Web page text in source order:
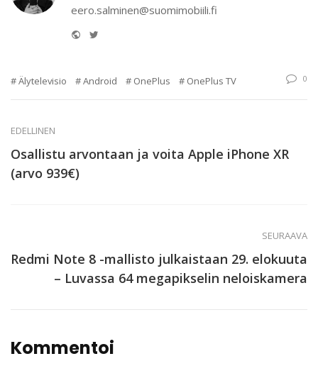
eero.salminen@suomimobiili.fi
Website
Älytelevisio Android OnePlus OnePlus TV 0
EDELLINEN
Osallistu arvontaan ja voita Apple iPhone XR
(arvo 939€)
SEURAAVA
Redmi Note 8 -mallisto julkaistaan 29. elokuuta
– Luvassa 64 megapikselin neloiskamera
Kommentoi